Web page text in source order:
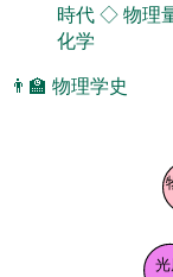
時代◇物理
化学
👨‍🏫 物理学史